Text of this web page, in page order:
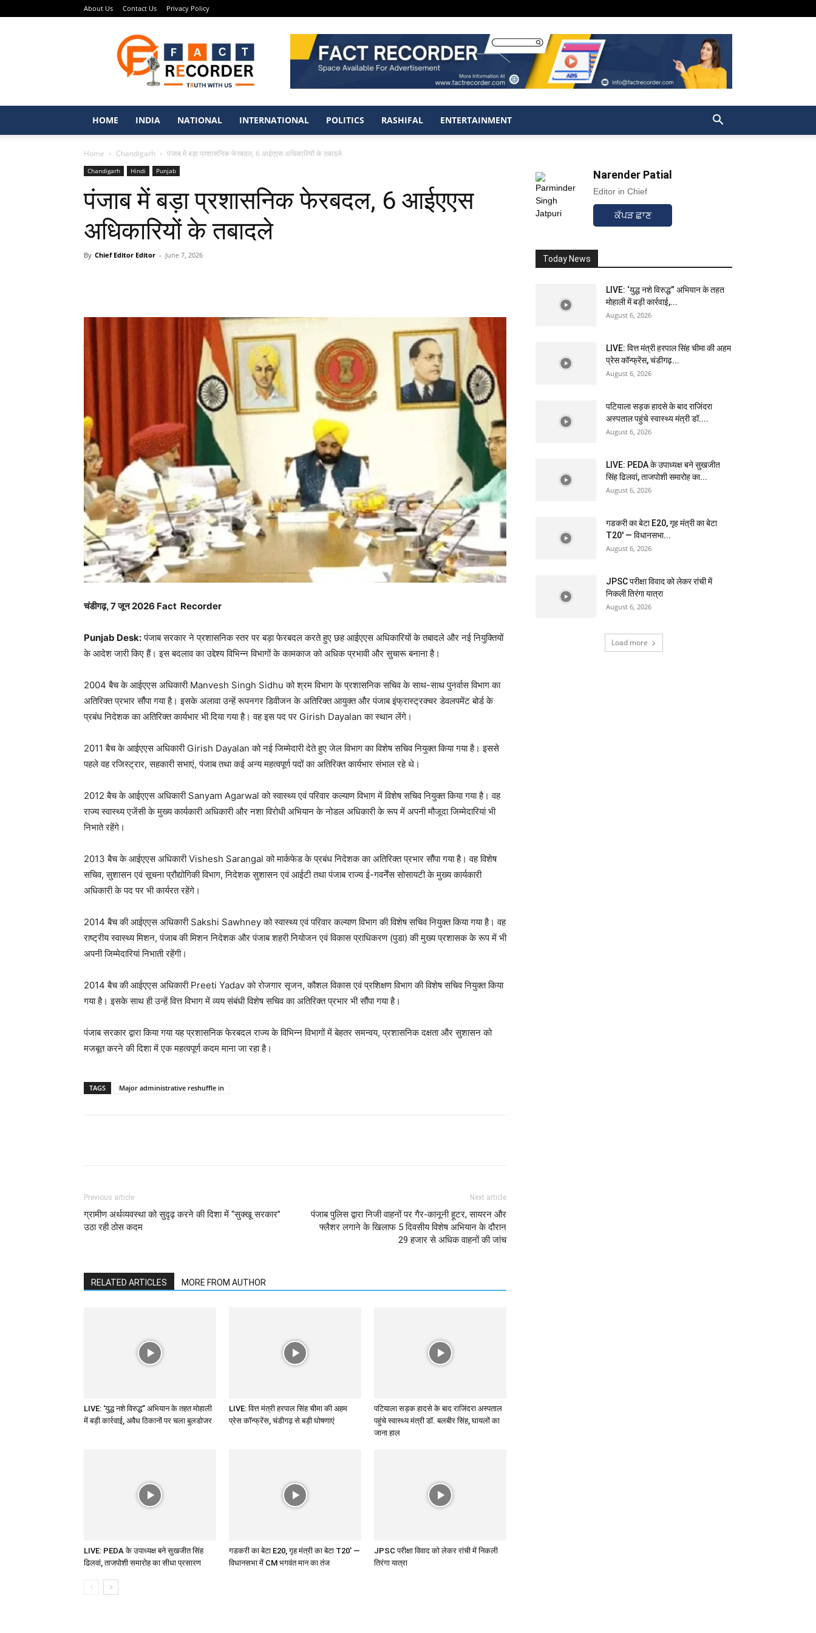
About Us Contact Us Privacy Policy
Recorder
–
Punjabi
News
Portal
HOME
INDIA NATIONAL INTERNATIONAL POLITICS RASHIFAL ENTERTAINMENT
Home Chandigarh पंजाब में बड़ा प्रशासनिक फेरबदल, 6 आईएएस अधिकारियों के तबादले
Chandigarh Hindi Punjab
पंजाब में बड़ा प्रशासनिक फेरबदल, 6 आईएएस
अधिकारियों के तबादले
By Chief Editor Editor - June 7, 2026
चंडीगढ़, 7 जून 2026 Fact Recorder
Punjab Desk:पंजाब सरकार ने प्रशासनिक स्तर पर बड़ा फेरबदल करते हुए छह आईएएस अधिकारियों के तबादले और नई नियुक्तियों
के आदेश जारी किए हैं। इस बदलाव का उद्देश्य विभिन्न विभागों के कामकाज को अधिक प्रभावी और सुचारू बनाना है।
2004 बैच के आईएएस अधिकारी Manvesh Singh Sidhu को श्रम विभाग के प्रशासनिक सचिव के साथ-साथ पुनर्वास विभाग का
अतिरिक्त प्रभार सौंपा गया है। इसके अलावा उन्हें रूपनगर डिवीजन के अतिरिक्त आयुक्त और पंजाब इंफ्रास्ट्रक्चर डेवलपमेंट बोर्ड के
प्रबंध निदेशक का अतिरिक्त कार्यभार भी दिया गया है। वह इस पद पर Girish Dayalan का स्थान लेंगे।
2011 बैच के आईएएस अधिकारी Girish Dayalan को नई जिम्मेदारी देते हुए जेल विभाग का विशेष सचिव नियुक्त किया गया है। इससे
पहले वह रजिस्ट्रार, सहकारी सभाएं, पंजाब तथा कई अन्य महत्वपूर्ण पदों का अतिरिक्त कार्यभार संभाल रहे थे।
2012 बैच के आईएएस अधिकारी Sanyam Agarwal को स्वास्थ्य एवं परिवार कल्याण विभाग में विशेष सचिव नियुक्त किया गया है। वह
राज्य स्वास्थ्य एजेंसी के मुख्य कार्यकारी अधिकारी और नशा विरोधी अभियान के नोडल अधिकारी के रूप में अपनी मौजूदा जिम्मेदारियां भी
निभाते रहेंगे।
2013 बैच के आईएएस अधिकारीVishesh Sarangal को मार्कफेड के प्रबंध निदेशक का अतिरिक्त प्रभार सौंपा गया है। वह विशेष
सचिव, सुशासन एवं सूचना प्रौद्योगिकी विभाग, निदेशक सुशासन एवं आईटी तथा पंजाब राज्य ई-गवर्नेंस सोसायटी के मुख्य कार्यकारी
अधिकारी के पद पर भी कार्यरत रहेंगे।
2014 बैच की आईएएस अधिकारी Sakshi Sawhneyको स्वास्थ्य एवं परिवार कल्याण विभाग की विशेष सचिव नियुक्त किया गया है। वह
राष्ट्रीय स्वास्थ्य मिशन, पंजाब की मिशन निदेशक और पंजाब शहरी नियोजन एवं विकास प्राधिकरण (पुडा) की मुख्य प्रशासक के रूप में भी
अपनी जिम्मेदारियां निभाती रहेंगी।
2014 बैच की आईएएस अधिकारी Preeti Yadavको रोजगार सृजन, कौशल विकास एवं प्रशिक्षण विभाग की विशेष सचिव नियुक्त किया
गया है। इसके साथ ही उन्हें वित्त विभाग में व्यय संबंधी विशेष सचिव का अतिरिक्त प्रभार भी सौंपा गया है।
पंजाब सरकार द्वारा किया गया यह प्रशासनिक फेरबदल राज्य के विभिन्न विभागों में बेहतर समन्वय, प्रशासनिक दक्षता और सुशासन को
मजबूत करने की दिशा में एक महत्वपूर्ण कदम माना जा रहा है।
TAGS Major administrative reshuffle in
Previous article
ग्रामीण अर्थव्यवस्था को सुदृढ़ करने की दिशा में “सुक्खू सरकार”
उठा रही ठोस कदम
Next article
पंजाब पुलिस द्वारा निजी वाहनों पर गैर-कानूनी हूटर, सायरन और
फ्लैशर लगाने के खिलाफ 5 दिवसीय विशेष अभियान के दौरान
29 हजार से अधिक वाहनों की जांच
RELATED ARTICLES MORE FROM AUTHOR
LIVE: ‘युद्ध नशे विरुद्ध” अभियान के तहत मोहाली
में बड़ी कार्रवाई, अवैध ठिकानों पर चला बुलडोजर
LIVE: वित्त मंत्री हरपाल सिंह चीमा की अहम
प्रेस कॉन्फ्रेंस, चंडीगढ़ से बड़ी घोषणाएं
पटियाला सड़क हादसे के बाद राजिंदरा अस्पताल
पहुंचे स्वास्थ्य मंत्री डॉ. बलबीर सिंह, घायलों का
जाना हाल
LIVE: PEDA के उपाध्यक्ष बने सुखजीत सिंह
ढिलवां, ताजपोशी समारोह का सीधा प्रसारण
गडकरी का बेटा E20, गृह मंत्री का बेटा T20′ —
विधानसभा में CM भगवंत मान का तंज
JPSC परीक्षा विवाद को लेकर रांची में निकली
तिरंगा यात्रा
Narender Patial
Editor in Chief
ਕੱਪੜ ਛਾਣ
Today News
LIVE: ‘युद्ध नशे विरुद्ध” अभियान के तहत
मोहाली में बड़ी कार्रवाई,...
August 6, 2026
LIVE: वित्त मंत्री हरपाल सिंह चीमा की अहम
प्रेस कॉन्फ्रेंस, चंडीगढ़...
August 6, 2026
पटियाला सड़क हादसे के बाद राजिंदरा
अस्पताल पहुंचे स्वास्थ्य मंत्री डॉ....
August 6, 2026
LIVE: PEDA के उपाध्यक्ष बने सुखजीत
सिंह ढिलवां, ताजपोशी समारोह का...
August 6, 2026
गडकरी का बेटा E20, गृह मंत्री का बेटा
T20′ — विधानसभा...
August 6, 2026
JPSC परीक्षा विवाद को लेकर रांची में
निकली तिरंगा यात्रा
August 6, 2026
Load more